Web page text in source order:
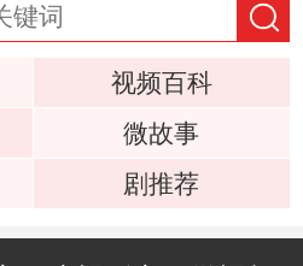
视频百科
微故事
剧推荐